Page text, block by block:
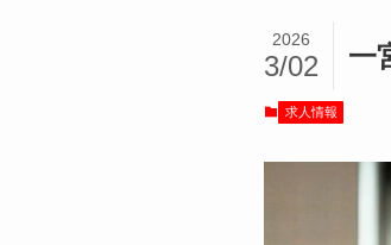
一
2026
3/02
求人情報